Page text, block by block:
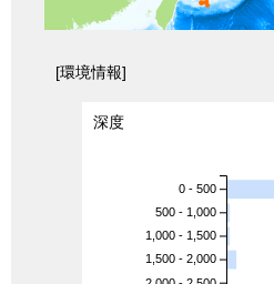
[環境情報]
深度
0 - 500
500 - 1,000
1,000 - 1,500
1,500 - 2,000